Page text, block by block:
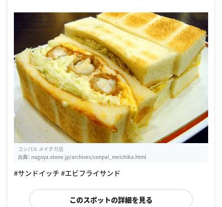
コンパル メイチカ店
出典： nagoya.xtone.jp/archives/conpal_meichika.html
#サンドイッチ #エビフライサンド
このスポットの詳細を見る